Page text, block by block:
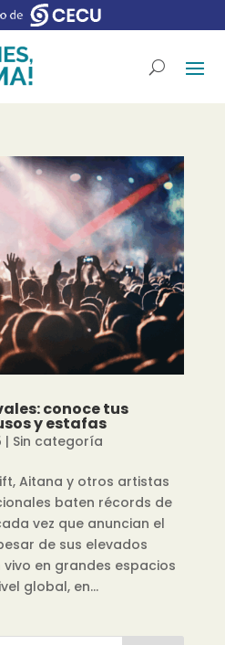
conoce tus
y estafas
| Sin categoría
Aitana y otros artistas
baten récords de
vez que anuncian el
de sus elevados
vivo en grandes espacios
global, en...